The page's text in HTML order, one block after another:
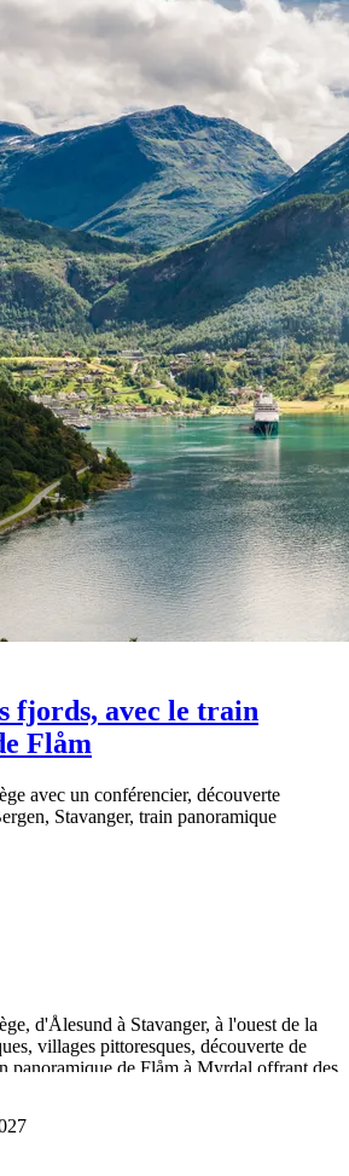
fjords, avec le train
Flåm
avec un conférencier, découverte
Stavanger, train panoramique
d'Ålesund à Stavanger, à l'ouest de la
villages pittoresques, découverte de
panoramique de Flåm à Myrdal offrant des
Cathédrale médiévale de Stavanger,
croisière dans le fjord de Geiranger et
itinéraire unique !